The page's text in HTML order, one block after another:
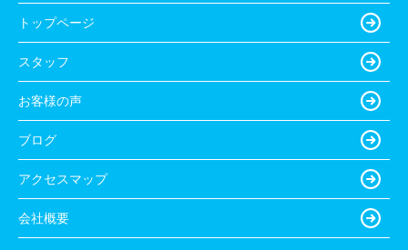
トップページ
スタッフ
お客様の声
ブログ
アクセスマップ
会社概要